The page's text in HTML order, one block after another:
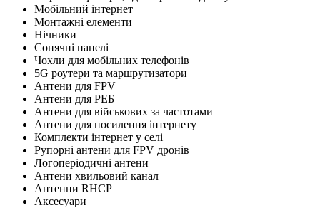
Мобільний інтернет
Монтажні елементи
Нічники
Сонячні панелі
Чохли для мобільних телефонів
5G роутери та маршрутизатори
Антени для FPV
Антени для РЕБ
Антени для військових за частотами
Антени для посилення інтернету
Комплекти інтернет у селі
Рупорні антени для FPV дронів
Логоперіодичні антени
Антени хвильовий канал
Антенни RHCP
Аксесуари